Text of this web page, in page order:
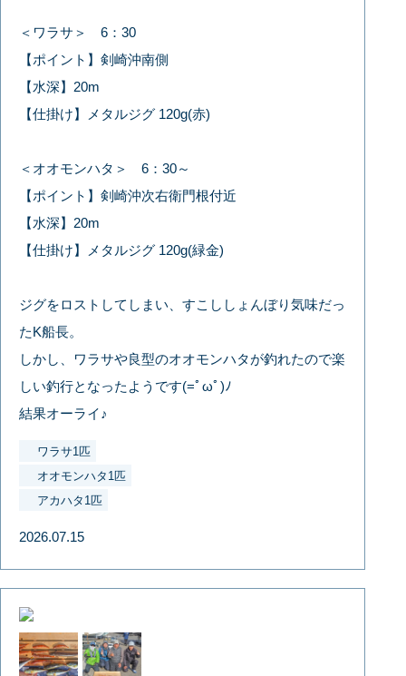
＜ワラサ＞ 6：30
【ポイント】剣崎沖南側
【水深】20m
【仕掛け】メタルジグ 120g(赤)
＜オオモンハタ＞ 6：30～
【ポイント】剣崎沖次右衛門根付近
【水深】20m
【仕掛け】メタルジグ 120g(緑金)
ジグをロストしてしまい、すこししょんぼり気味だっ
たK船長。
しかし、ワラサや良型のオオモンハタが釣れたので楽
しい釣行となったようです(=ﾟωﾟ)ﾉ
結果オーライ♪
ワラサ1匹
オオモンハタ1匹
アカハタ1匹
2026.07.15